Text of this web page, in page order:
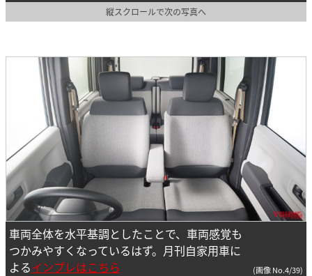
縦スクロールで次の写真へ
車両全体を水平基調としたことで、車両感覚も
つかみやすくなっているはず。月刊自家用車に
よるインプレはこちら (画像 No.4/39)